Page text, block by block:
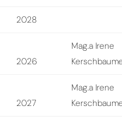
2028
2026
Mag.a Irene
2027
Mag.a Irene